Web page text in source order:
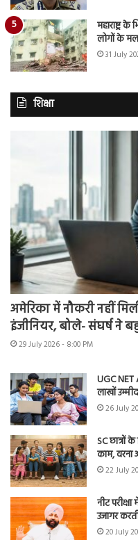
महाराष्ट्र
लोगों के
31 July
शिक्षा
अमेरिका में नौकरी नहीं
इंजीनियर, बोले- संघर्ष ने
29 July 2026 - 8:00 PM
UGC
लाखों
26 July
SC
काम,
22 July
नीट
उजागर
20 July